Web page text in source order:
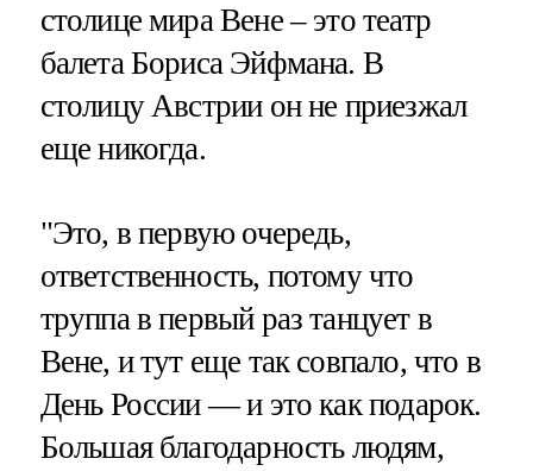
столице мира Вене – это театр
балета Бориса Эйфмана. В
столицу Австрии он не приезжал
еще никогда.
"Это, в первую очередь,
ответственность, потому что
труппа в первый раз танцует в
Вене, и тут еще так совпало, что в
День России — и это как подарок.
Большая благодарность людям,